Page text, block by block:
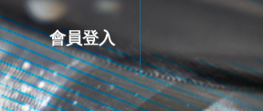
會員登入